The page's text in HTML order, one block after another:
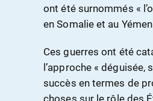
ont été surnommés «
en Somalie et au
Ces guerres ont été
l’approche «
succès en termes de